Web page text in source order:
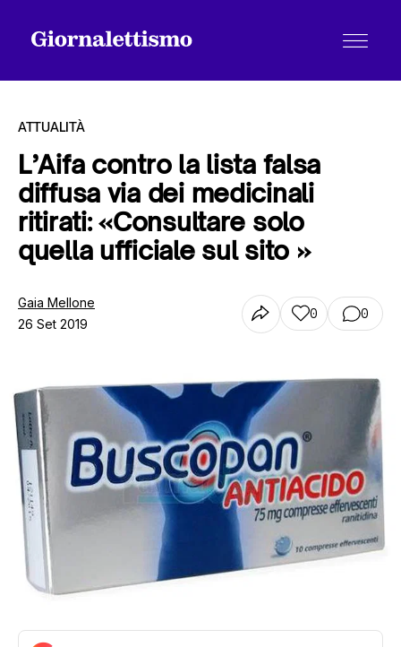
Tutti gli articoli
Chi siamo
ATTUALITÀ
L’Aifa contro la lista falsa
diffusa via dei medicinali
ritirati: «Consultare solo
quella ufficiale sul sito »
Gaia Mellone
26 Set 2019
0 0